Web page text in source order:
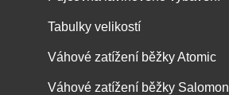
Tabulky velikostí
Váhové zatížení běžky Atomic
Váhové zatížení běžky Salomon